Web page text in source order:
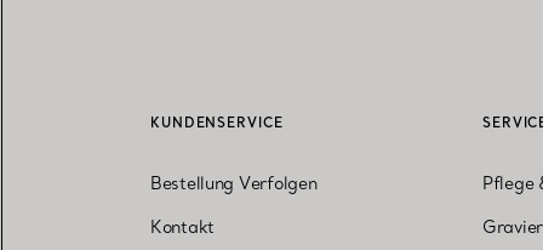
KUNDENSERVICE
Bestellung Verfolgen
Kontakt
Pflege